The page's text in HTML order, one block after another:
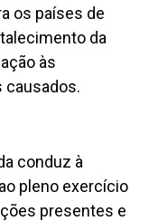
os países de
da
às
causados.
conduz à
pleno exercício
presentes e